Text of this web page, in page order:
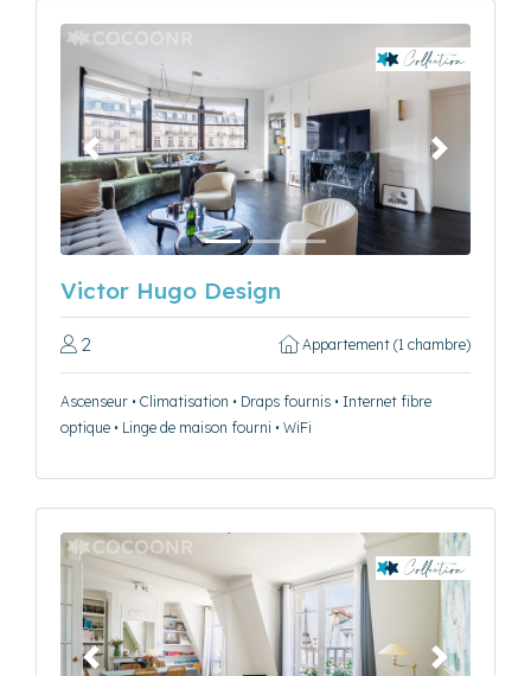
Précédent Suivant
Victor Hugo Design
2 Appartement (1 chambre)
Ascenseur • Climatisation • Draps fournis • Internet fibre
optique • Linge de maison fourni • WiFi
Précédent Suivant